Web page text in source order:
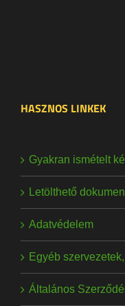
HASZNOS LINKEK
Gyakran ismételt
Letölthető
Adatvédelem
Egyéb
Általános